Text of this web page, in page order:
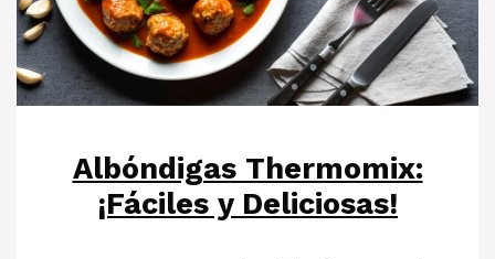
Albóndigas Thermomix:
¡Fáciles y Deliciosas!